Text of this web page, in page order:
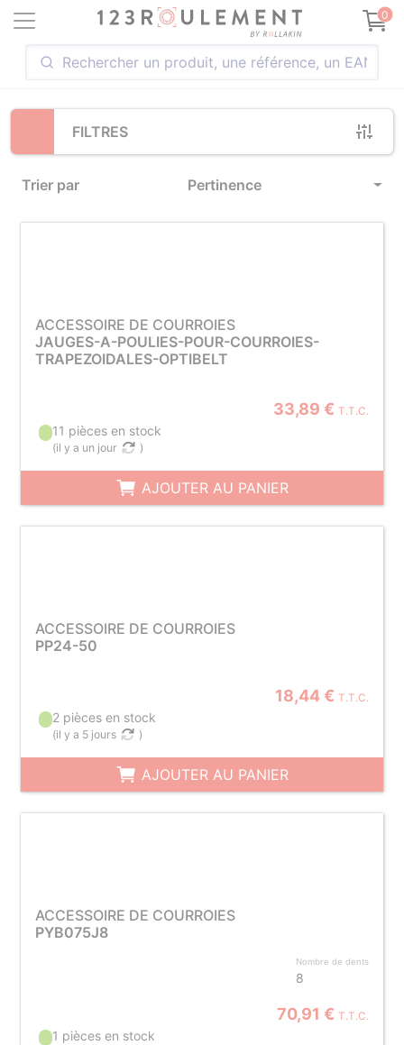
0
FILTRES
Trier par Pertinence
Loading...
ACCESSOIRE DE COURROIES
JAUGES-A-POULIES-POUR-COURROIES-
TRAPEZOIDALES-OPTIBELT
33,89 € T.T.C.
11 pièces en stock
(il y a un jour )
AJOUTER AU PANIER
ACCESSOIRE DE COURROIES
PP24-50
18,44 € T.T.C.
2 pièces en stock
(il y a 5 jours )
AJOUTER AU PANIER
ACCESSOIRE DE COURROIES
PYB075J8
Nombre de dents
8
70,91 € T.T.C.
1 pièces en stock